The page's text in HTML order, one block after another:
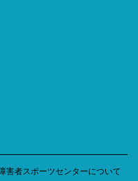
害者スポーツセンターについて